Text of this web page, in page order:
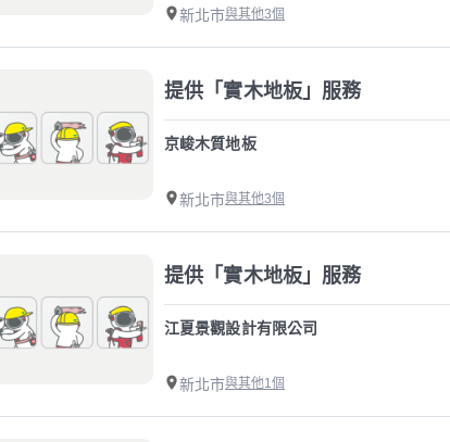
新北市與其他3個
提供「實木地板」服務
京峻木質地板
新北市與其他3個
提供「實木地板」服務
江夏景觀設計有限公司
新北市與其他1個